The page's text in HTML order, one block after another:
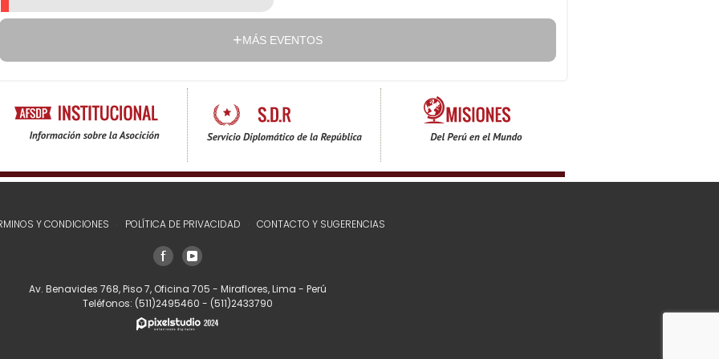
MÁS EVENTOS
Y CONDICIONES POLÍTICA DE PRIVACIDAD CONTACTO Y SUGERENCIAS
Av. Benavides 768, Piso 7, Oficina 705 - Miraflores, Lima - Perú
Teléfonos: (511)2495460 - (511)2433790